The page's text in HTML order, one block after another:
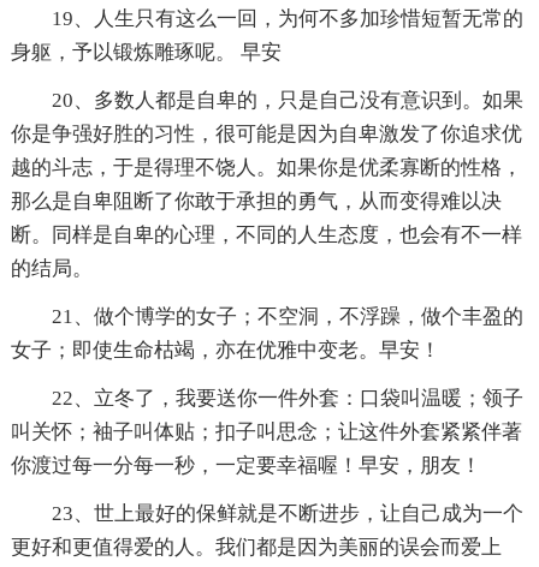
19、人生只有这么一回，为何不多加珍惜短暂无常的
身躯，予以锻炼雕琢呢。 早安
20、多数人都是自卑的，只是自己没有意识到。如果
你是争强好胜的习性，很可能是因为自卑激发了你追求优
越的斗志，于是得理不饶人。如果你是优柔寡断的性格，
那么是自卑阻断了你敢于承担的勇气，从而变得难以决
断。同样是自卑的心理，不同的人生态度，也会有不一样
的结局。
21、做个博学的女子；不空洞，不浮躁，做个丰盈的
女子；即使生命枯竭，亦在优雅中变老。早安！
22、立冬了，我要送你一件外套：口袋叫温暖；领子
叫关怀；袖子叫体贴；扣子叫思念；让这件外套紧紧伴著
你渡过每一分每一秒，一定要幸福喔！早安，朋友！
23、世上最好的保鲜就是不断进步，让自己成为一个
更好和更值得爱的人。我们都是因为美丽的误会而爱上